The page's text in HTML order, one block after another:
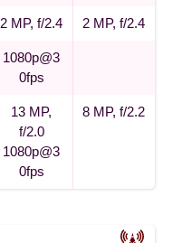
2 MP, f/2.4 2 MP, f/2.4
1080p@3
0fps
13 MP,
f/2.0
1080p@3
0fps
8 MP, f/2.2